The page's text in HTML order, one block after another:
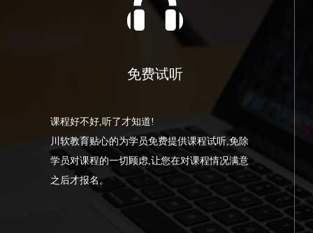
免费试听
课程好不好,听了才知道!
川软教育贴心的为学员免费提供课程试听,免除
学员对课程的一切顾虑,让您在对课程情况满意
之后才报名。